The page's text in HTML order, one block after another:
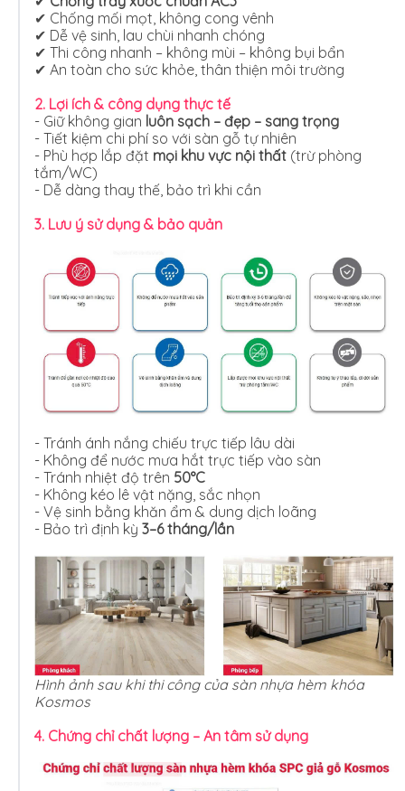
✔ Chống mối mọt, không cong vênh
✔ Dễ vệ sinh, lau chùi nhanh chóng
✔ Thi công nhanh – không mùi – không bụi bẩn
✔ An toàn cho sức khỏe, thân thiện môi trường
2. Lợi ích & công dụng thực tế
- Giữ không gian luôn sạch – đẹp – sang trọng
- Tiết kiệm chi phí so với sàn gỗ tự nhiên
- Phù hợp lắp đặt mọi khu vực nội thất (trừ phòng
tắm/WC)
- Dễ dàng thay thế, bảo trì khi cần
3. Lưu ý sử dụng & bảo quản
- Tránh ánh nắng chiếu trực tiếp lâu dài
- Không để nước mưa hắt trực tiếp vào sàn
- Tránh nhiệt độ trên 50°C
- Không kéo lê vật nặng, sắc nhọn
- Vệ sinh bằng khăn ẩm & dung dịch loãng
- Bảo trì định kỳ 3–6 tháng/lần
Hình ảnh sau khi thi công của sàn nhựa hèm khóa
Kosmos
4. Chứng chỉ chất lượng – An tâm sử dụng